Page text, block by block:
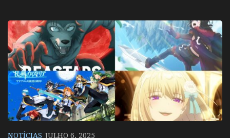
NOTÍCIAS JULHO 6, 2025